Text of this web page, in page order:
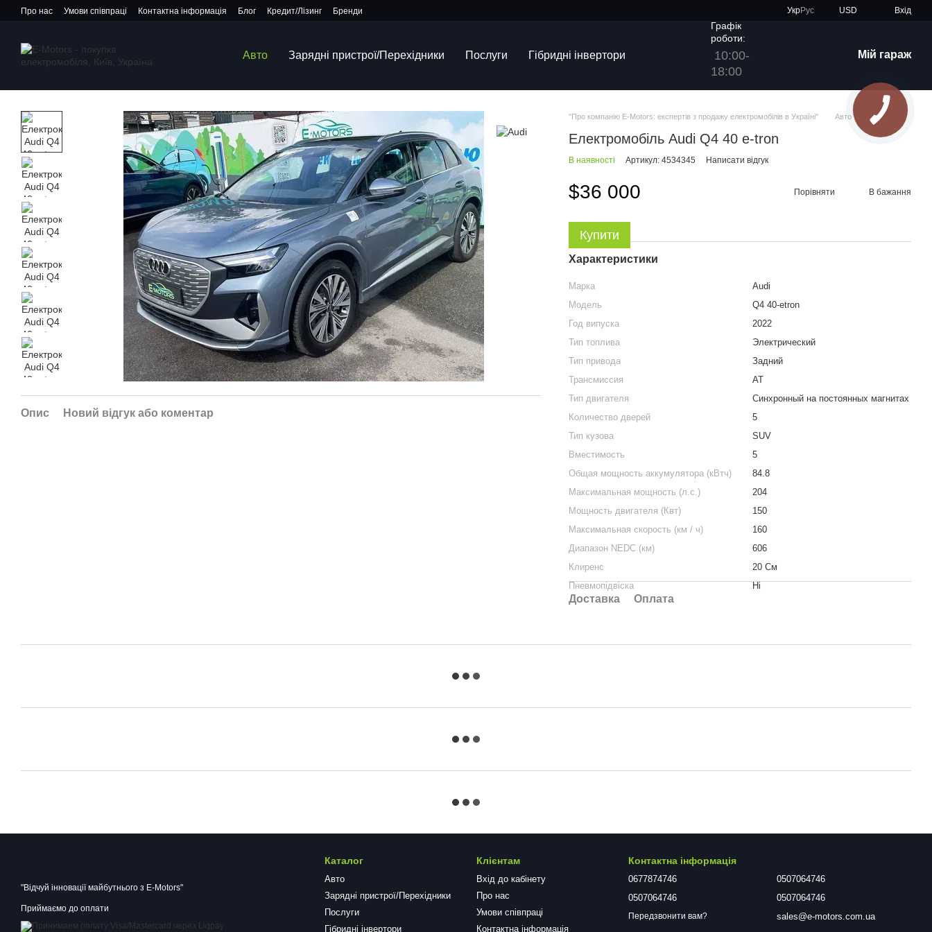
Перейти до основного контенту
Про нас Умови співпраці Контактна інформація Блог Кредит/Лізинг Бренди УкрРус USD Вхід
Авто Зарядні пристрої/Перехідники Послуги Гібридні інвертори
Графік
роботи:
10:00-
18:00
Мій гараж
Опис Новий відгук або коментар
"Про компанію E-Motors: експертів з продажу електромобілів в Україні" Авто
Електромобіль Audi Q4 40 e-tron
В наявності Артикул: 4534345 Написати відгук
$36 000 Порівняти В бажання
Купити
Характеристики
Марка
Audi
Модель
Q4 40-etron
Год випуска
2022
Тип топлива
Электрический
Тип привода
Задний
Трансмиссия
AT
Тип двигателя
Синхронный на постоянных магнитах
Количество дверей
5
Тип кузова
SUV
Вместимость
5
Общая мощность аккумулятора (кВтч)
84.8
Максимальная мощность (л.с.)
204
Мощность двигателя (Квт)
150
Максимальная скорость (км / ч)
160
Диапазон NEDC (км)
606
Клиренс
20 См
Пневмопідвіска
Ні
Доставка Оплата
"Відчуй інновації майбутнього з E-Motors"
Приймаємо до оплати
Каталог
Авто
Зарядні пристрої/Перехідники
Послуги
Гібридні інвертори
Клієнтам
Вхід до кабінету
Про нас
Умови співпраці
Контактна інформація
Контактна інформація
0677874746
0507064746
Передзвонити вам?
0507064746
0507064746
sales@e-motors.com.ua